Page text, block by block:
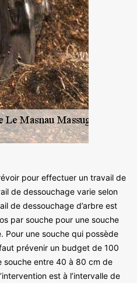
pour effectuer un travail de
de dessouchage varie selon
de dessouchage d’arbre est
par souche pour une souche
Pour une souche qui possède
prévenir un budget de 100
souche entre 40 à 80 cm de
est à l’intervalle de